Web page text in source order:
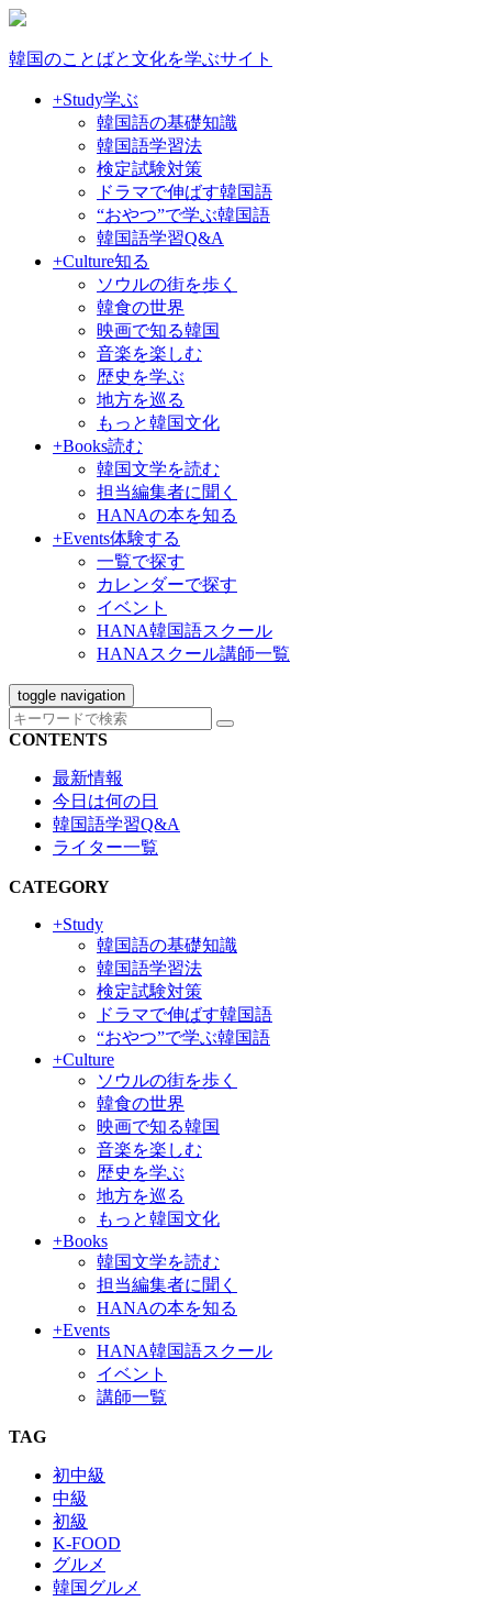
韓国のことばと文化を学ぶサイト
+Study学ぶ
韓国語の基礎知識
韓国語学習法
検定試験対策
ドラマで伸ばす韓国語
“おやつ”で学ぶ韓国語
韓国語学習Q&A
+Culture知る
ソウルの街を歩く
韓食の世界
映画で知る韓国
音楽を楽しむ
歴史を学ぶ
地方を巡る
もっと韓国文化
+Books読む
韓国文学を読む
担当編集者に聞く
HANAの本を知る
+Events体験する
一覧で探す
カレンダーで探す
イベント
HANA韓国語スクール
HANAスクール講師一覧
toggle navigation
CONTENTS
最新情報
今日は何の日
韓国語学習Q&A
ライター一覧
CATEGORY
+Study
韓国語の基礎知識
韓国語学習法
検定試験対策
ドラマで伸ばす韓国語
“おやつ”で学ぶ韓国語
+Culture
ソウルの街を歩く
韓食の世界
映画で知る韓国
音楽を楽しむ
歴史を学ぶ
地方を巡る
もっと韓国文化
+Books
韓国文学を読む
担当編集者に聞く
HANAの本を知る
+Events
HANA韓国語スクール
イベント
講師一覧
TAG
初中級
中級
初級
K-FOOD
グルメ
韓国グルメ